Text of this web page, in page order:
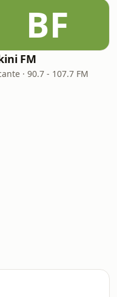
BF
FM
· 90.7 - 107.7 FM